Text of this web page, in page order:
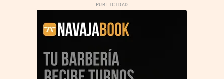
PUBLICIDAD